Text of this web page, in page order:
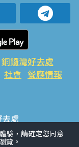
銅鑼灣好去處
社會 餐廳情報
去處
角好去處 社會
驗，請確定您同意
覽。